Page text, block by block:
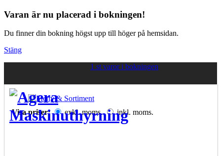
Varan är nu placerad i bokningen!
Du finner din bokning högst upp till höger på hemsidan.
Stäng
1 st varor i bokningen
Visa priser: exkl. moms. inkl. moms.